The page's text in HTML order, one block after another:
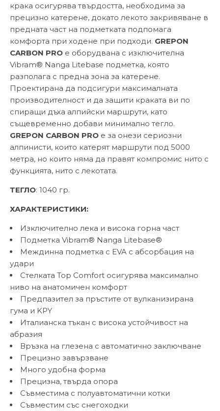
крака осигурява твърдостта, необходима за
прецизно катерене, докато лекото закривяване в
предната част на подметката подпомага
комфорта при ходене при подходи. GREPON
CARBON PRO е оборудвана с изключителна
Vibram® Nanga Litebase подметка, която
разполага с предна зона за катерене.
Проектирана да подсигури максималната
производителност и да защити краката ви по
спиращи дъха алпийски маршрути, като
същевременно добави минимално тегло.
GREPON CARBON PRO е за онези сериозни
алпинисти, които катерят маршрути под 5000
метра, но които няма да правят компромис нито с
функцията, нито с лекотата.
ТЕГЛО: 1040 гр.
ХАРАКТЕРИСТИКИ:
Изключително лека и висока горна част
Подметка Vibram® Nanga Litebase®
Междинна подметка с EVA с абсорбация на
удари
Стелката Top Comfort осигурява максимално
ниво на анатомичен комфорт
Предпазител за пръстите от вулканизирана
гума и KPY
Италианска тъкан с висока устойчивост на
абразия
Връзка на глезена с автоматично заключване
Прецизно завързване
Много удобна форма
Прецизна, твърда опора
Съвместима с полуавтоматични котки
Съвместим със снегоходки